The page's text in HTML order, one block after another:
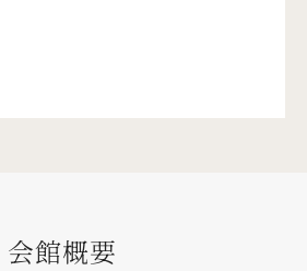
会館概要